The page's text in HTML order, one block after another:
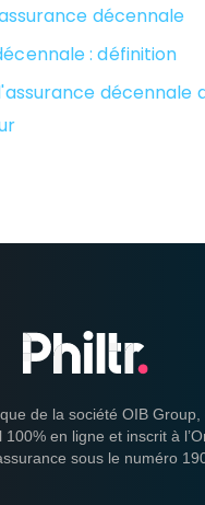
décennale
: définition
décennale
de la société OIB
en ligne et inscrit à
sous le numéro